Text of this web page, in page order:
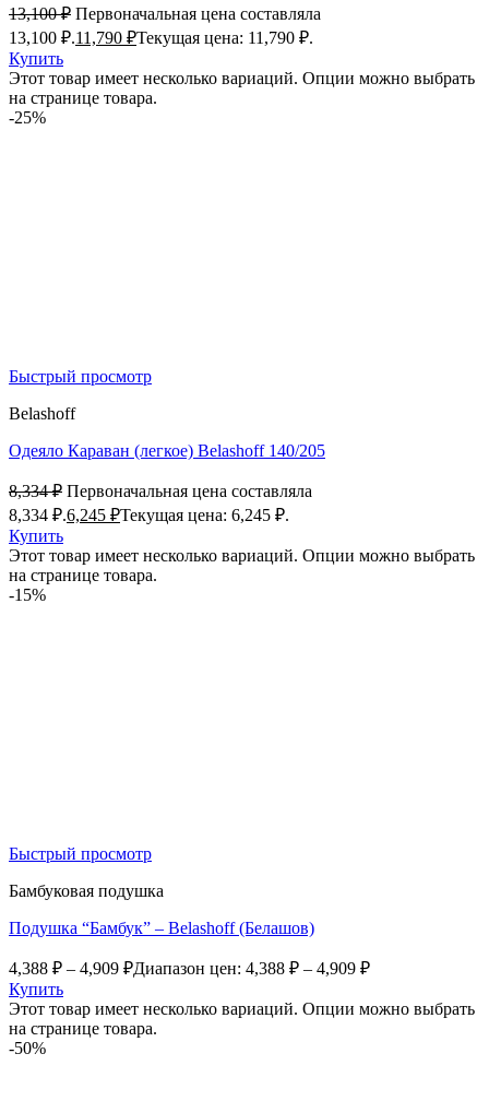
13,100₽ Первоначальная цена составляла
13,100 ₽.11,790 ₽Текущая цена: 11,790 ₽.
Купить
Этот товар имеет несколько вариаций. Опции можно выбрать
на странице товара.
-25%
Быстрый просмотр
Belashoff
Одеяло Караван (легкое) Belashoff 140/205
8,334₽ Первоначальная цена составляла
8,334 ₽.6,245 ₽Текущая цена: 6,245 ₽.
Купить
Этот товар имеет несколько вариаций. Опции можно выбрать
на странице товара.
-15%
Быстрый просмотр
Бамбуковая подушка
Подушка “Бамбук” – Belashoff (Белашов)
4,388 ₽ – 4,909 ₽Диапазон цен: 4,388 ₽ – 4,909 ₽
Купить
Этот товар имеет несколько вариаций. Опции можно выбрать
на странице товара.
-50%